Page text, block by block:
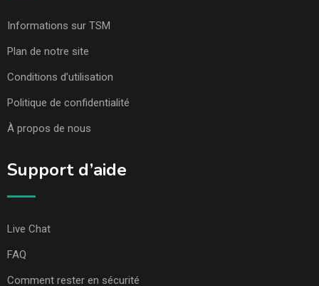
Informations sur TSM
Plan de notre site
Conditions d’utilisation
Politique de confidentialité
À propos de nous
Support d’aide
Live Chat
FAQ
Comment rester en sécurité